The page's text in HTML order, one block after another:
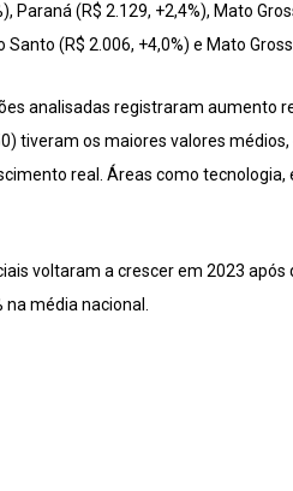
Paraná (R$ 2.129, +2,4%), Mato
(R$ 2.006, +4,0%) e Mato
analisadas registraram aumento
tiveram os maiores valores
real. Áreas como
voltaram a crescer em 2023
na média nacional.